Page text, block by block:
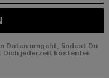
Daten umgeht, findest Du
Dich jederzeit kostenfei